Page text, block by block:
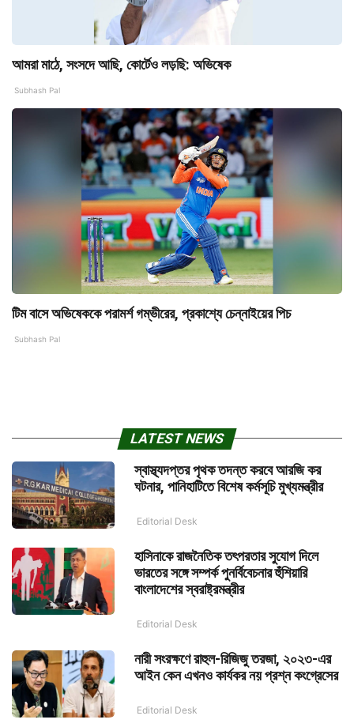
আমরা মাঠে, সংসদে আছি, কোর্টেও লড়ছি: অভিষেক
Subhash Pal
টিম বাসে অভিষেককে পরামর্শ গম্ভীরের, প্রকাশ্যে চেন্নাইয়ের পিচ
Subhash Pal
LATEST NEWS
স্বাস্থ্যদপ্তর পৃথক তদন্ত করবে আরজি কর
ঘটনার, পানিহাটিতে বিশেষ কর্মসূচি মুখ্যমন্ত্রীর
Editorial Desk
হাসিনাকে রাজনৈতিক তৎপরতার সুযোগ দিলে
ভারতের সঙ্গে সম্পর্ক পুনর্বিবেচনার হুঁশিয়ারি
বাংলাদেশের স্বরাষ্ট্রমন্ত্রীর
Editorial Desk
নারী সংরক্ষণে রাহুল-রিজিজু তরজা, ২০২৩-এর
আইন কেন এখনও কার্যকর নয় প্রশ্ন কংগ্রেসের
Editorial Desk